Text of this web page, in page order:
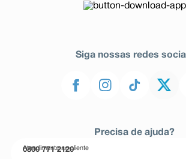
Siga nossas redes
Precisa de ajuda?
Atendimento ao cliente
0800 771 2120